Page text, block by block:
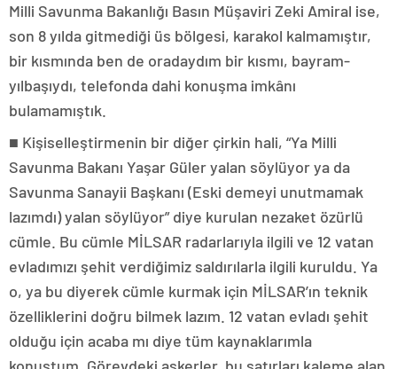
Milli Savunma Bakanlığı Basın Müşaviri Zeki Amiral ise,
son 8 yılda gitmediği üs bölgesi, karakol kalmamıştır,
bir kısmında ben de oradaydım bir kısmı, bayram-
yılbaşıydı, telefonda dahi konuşma imkânı
bulamamıştık.
■ Kişiselleştirmenin bir diğer çirkin hali, “Ya Milli
Savunma Bakanı Yaşar Güler yalan söylüyor ya da
Savunma Sanayii Başkanı (Eski demeyi unutmamak
lazımdı) yalan söylüyor” diye kurulan nezaket özürlü
cümle. Bu cümle MİLSAR radarlarıyla ilgili ve 12 vatan
evladımızı şehit verdiğimiz saldırılarla ilgili kuruldu. Ya
o, ya bu diyerek cümle kurmak için MİLSAR’ın teknik
özelliklerini doğru bilmek lazım. 12 vatan evladı şehit
olduğu için acaba mı diye tüm kaynaklarımla